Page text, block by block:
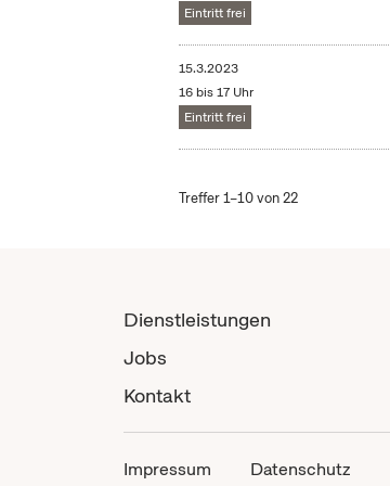
Eintritt frei
15.3.2023
16 bis 17 Uhr
Eintritt frei
Treffer 1–10 von 22
Dienstleistungen
Jobs
Kontakt
Impressum Datenschutz